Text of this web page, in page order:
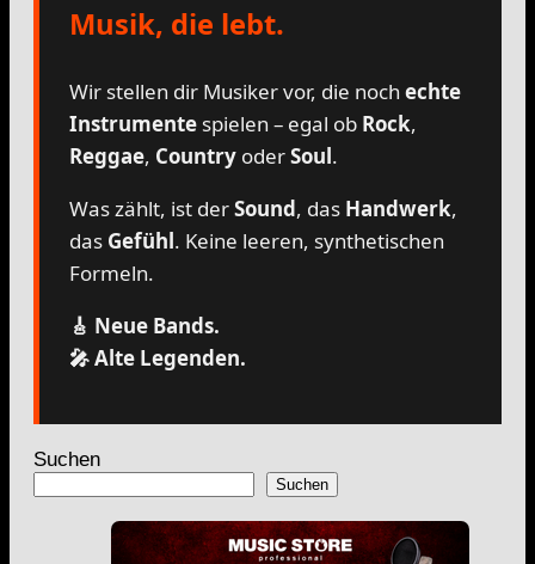
Musik, die lebt.
Wir stellen dir Musiker vor, die nochechte
Instrumente spielen – egal ob Rock,
Reggae, Country oderSoul.
Was zählt, ist derSound, das Handwerk,
das Gefühl. Keine leeren, synthetischen
Formeln.
🎸 Neue Bands.
🎤 Alte Legenden.
Suchen
Suchen